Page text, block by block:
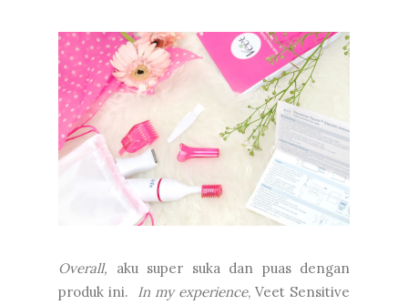
Overall, aku super suka dan puas dengan
produk ini.
In my experience, Veet Sensitive